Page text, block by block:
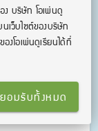
in
on =
ง บริษัท โอเพ่นดู
เว็บไซต์ของบริษัท
โอเพ่นดูเรียนได้ที่
ยอมรับทั้งหมด